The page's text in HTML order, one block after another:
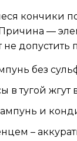
кончики
—
не
без
в тугой жгут
и
–